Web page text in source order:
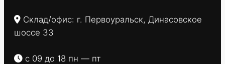
Склад/офис: г. Первоуральск, Динасовское
шоссе 33
с 09 до 18 пн — пт